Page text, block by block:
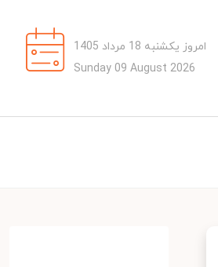
امروز یکشنبه 18 مرداد 1405
Sunday 09 August 2026